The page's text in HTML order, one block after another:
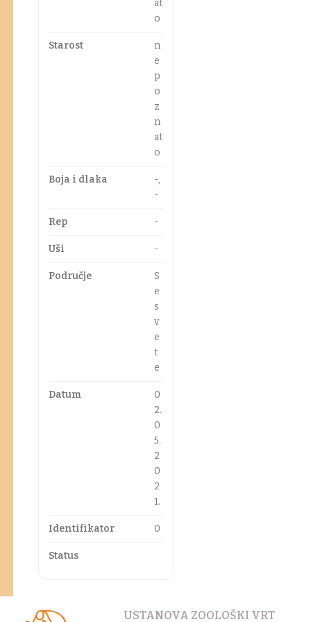
at
o
Starost
n
e
p
o
z
n
at
o
Boja i dlaka
-,
-
Rep -
Uši -
Područje
S
e
s
v
e
t
e
Datum
0
2.
0
5.
2
0
2
1.
Identifikator 0
Status
USTANOVA ZOOLOŠKI VRT